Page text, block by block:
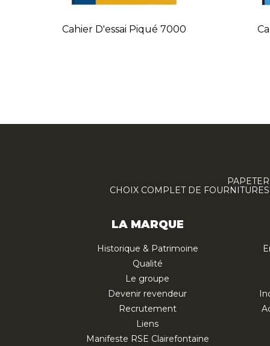
Cahier D'essai Piqué 7000
CHOIX COMPLET DE
LA MARQUE
Historique & Patrimoine
Qualité
Le groupe
Devenir revendeur
Recrutement
Liens
Manifeste RSE Clairefontaine